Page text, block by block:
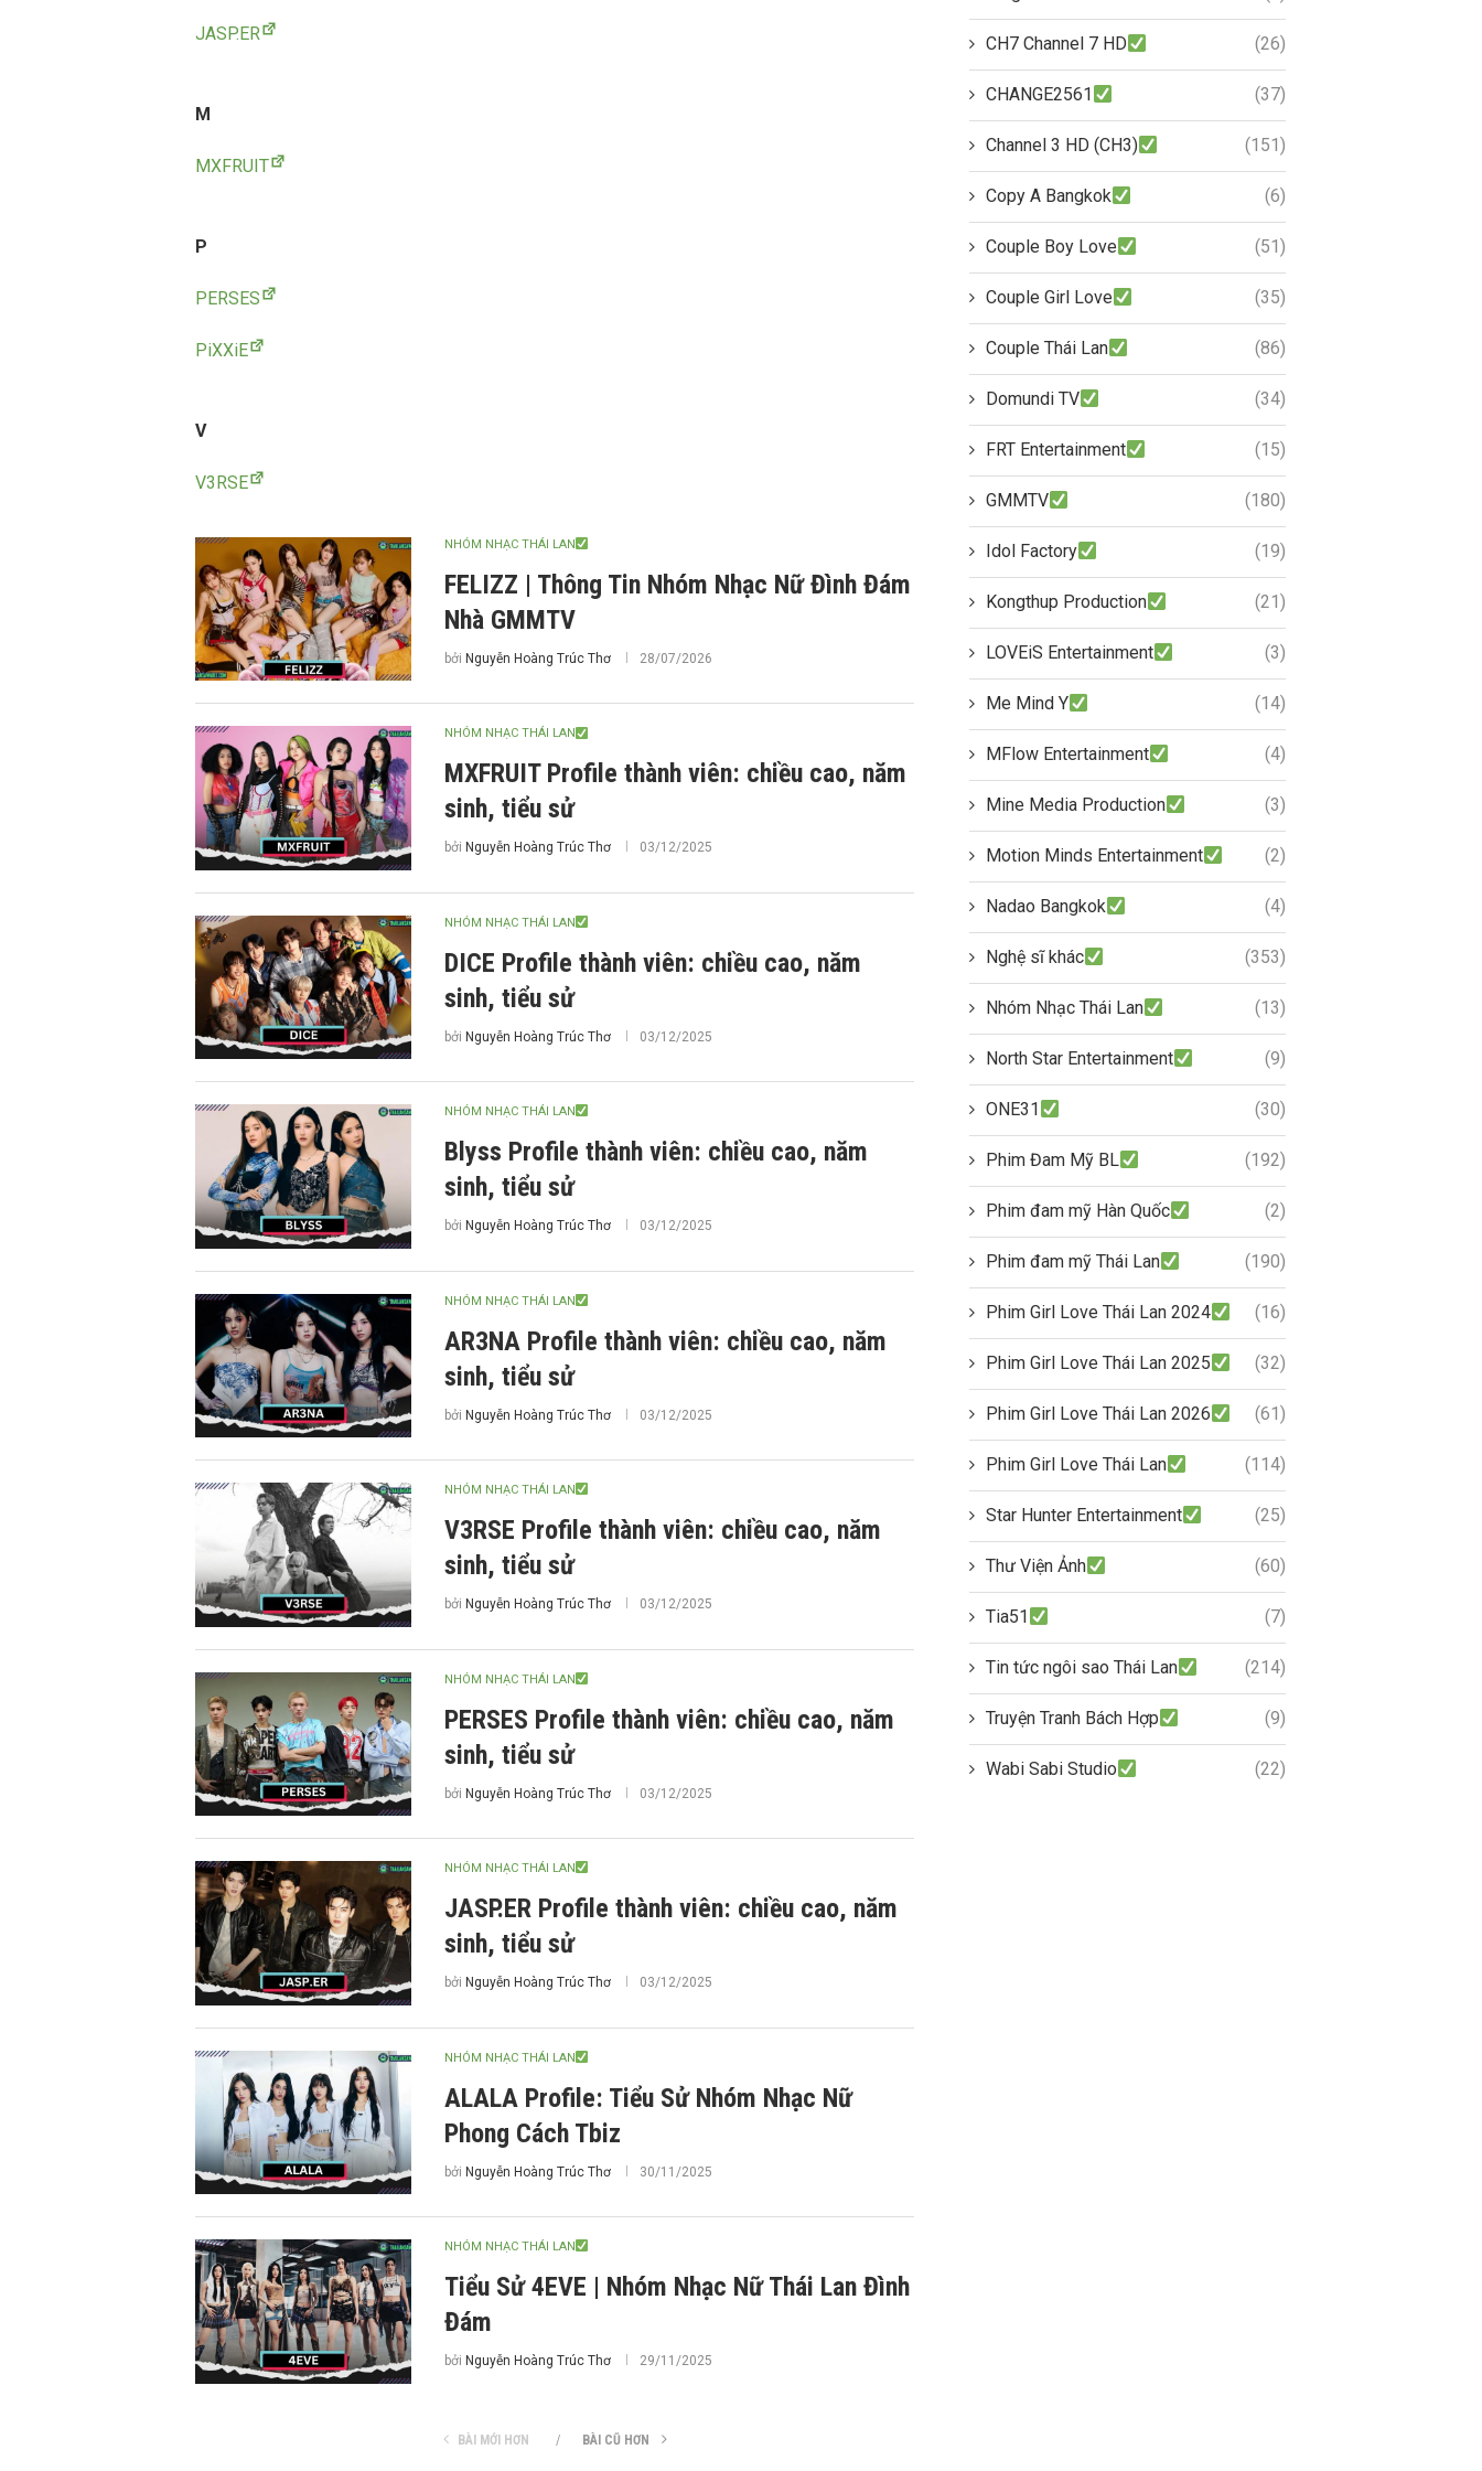
JASP.ER
M
MXFRUIT
P
PERSES
PiXXiE
V
V3RSE
NHÓM NHẠC THÁI LAN
FELIZZ | Thông Tin Nhóm Nhạc Nữ Đình Đám
Nhà GMMTV
bởi Nguyễn Hoàng Trúc Thơ 28/07/2026
NHÓM NHẠC THÁI LAN
MXFRUIT Profile thành viên: chiều cao, năm
sinh, tiểu sử
bởi Nguyễn Hoàng Trúc Thơ 03/12/2025
NHÓM NHẠC THÁI LAN
DICE Profile thành viên: chiều cao, năm
sinh, tiểu sử
bởi Nguyễn Hoàng Trúc Thơ 03/12/2025
NHÓM NHẠC THÁI LAN
Blyss Profile thành viên: chiều cao, năm
sinh, tiểu sử
bởi Nguyễn Hoàng Trúc Thơ 03/12/2025
NHÓM NHẠC THÁI LAN
AR3NA Profile thành viên: chiều cao, năm
sinh, tiểu sử
bởi Nguyễn Hoàng Trúc Thơ 03/12/2025
NHÓM NHẠC THÁI LAN
V3RSE Profile thành viên: chiều cao, năm
sinh, tiểu sử
bởi Nguyễn Hoàng Trúc Thơ 03/12/2025
NHÓM NHẠC THÁI LAN
PERSES Profile thành viên: chiều cao, năm
sinh, tiểu sử
bởi Nguyễn Hoàng Trúc Thơ 03/12/2025
NHÓM NHẠC THÁI LAN
JASP.ER Profile thành viên: chiều cao, năm
sinh, tiểu sử
bởi Nguyễn Hoàng Trúc Thơ 03/12/2025
NHÓM NHẠC THÁI LAN
ALALA Profile: Tiểu Sử Nhóm Nhạc Nữ
Phong Cách Tbiz
bởi Nguyễn Hoàng Trúc Thơ 30/11/2025
NHÓM NHẠC THÁI LAN
Tiểu Sử 4EVE | Nhóm Nhạc Nữ Thái Lan Đình
Đám
bởi Nguyễn Hoàng Trúc Thơ 29/11/2025
BÀI MỚI HƠN BÀI CŨ HƠN
CH7 Channel 7 HD (26)
CHANGE2561 (37)
Channel 3 HD (CH3) (151)
Copy A Bangkok (6)
Couple Boy Love (51)
Couple Girl Love (35)
Couple Thái Lan (86)
Domundi TV (34)
FRT Entertainment (15)
GMMTV (180)
Idol Factory (19)
Kongthup Production (21)
LOVEiS Entertainment (3)
Me Mind Y (14)
MFlow Entertainment (4)
Mine Media Production (3)
Motion Minds Entertainment (2)
Nadao Bangkok (4)
Nghệ sĩ khác (353)
Nhóm Nhạc Thái Lan (13)
North Star Entertainment (9)
ONE31 (30)
Phim Đam Mỹ BL (192)
Phim đam mỹ Hàn Quốc (2)
Phim đam mỹ Thái Lan (190)
Phim Girl Love Thái Lan 2024 (16)
Phim Girl Love Thái Lan 2025 (32)
Phim Girl Love Thái Lan 2026 (61)
Phim Girl Love Thái Lan (114)
Star Hunter Entertainment (25)
Thư Viện Ảnh (60)
Tia51 (7)
Tin tức ngôi sao Thái Lan (214)
Truyện Tranh Bách Hợp (9)
Wabi Sabi Studio (22)